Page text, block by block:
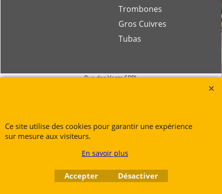
Trombones
Gros Cuivres
Tubas
Rue des Vents SPRL
@.contact@ruedesvents.com
Boutique en ligne créés
avec le logiciel
Ce site utilise des cookies pour garantir une expérience
sur mesure aux visiteurs.
En savoir plus
Accepter Désactiver